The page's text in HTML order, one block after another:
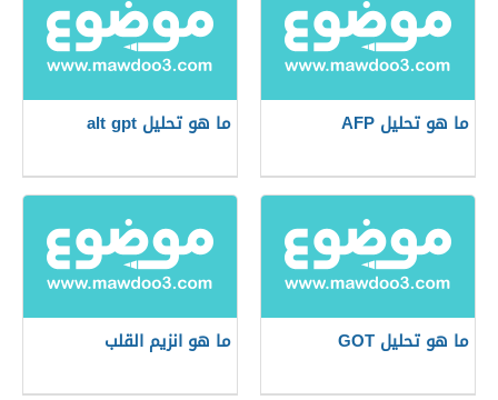
ما هو تحليل AFP ما هو تحليل alt gpt
ما هو تحليل GOT ما هو انزيم القلب